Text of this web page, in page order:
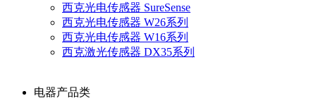
西克光电传感器 SureSense
西克光电传感器 W26系列
西克光电传感器 W16系列
西克激光传感器 DX35系列
电器产品类